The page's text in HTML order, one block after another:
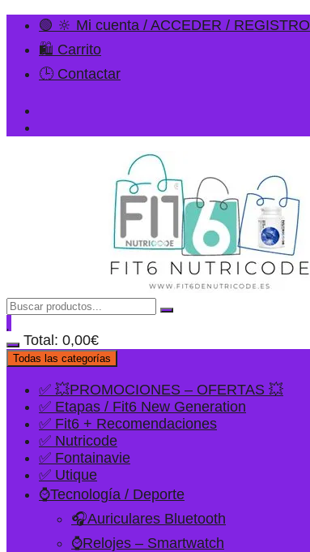
🟢 🔆 Mi cuenta / ACCEDER / REGISTRO
🛍️ Carrito
🕒 Contactar
Total: 0,00€
Todas las categorías
✅ 💥PROMOCIONES – OFERTAS 💥
✅ Etapas / Fit6 New Generation
✅ Fit6 + Recomendaciones
✅ Nutricode
✅ Fontainavie
✅ Utique
⌚Tecnología / Deporte
🎧Auriculares Bluetooth
⌚Relojes – Smartwatch